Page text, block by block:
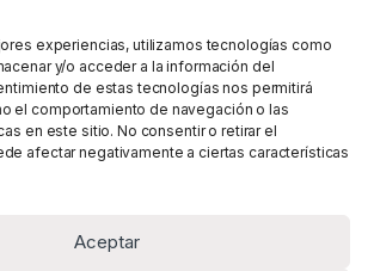
experiencias, utilizamos tecnologías como
y/o acceder a la información del
de estas tecnologías nos permitirá
el comportamiento de navegación o las
en este sitio. No consentir o retirar el
afectar negativamente a ciertas características
Aceptar